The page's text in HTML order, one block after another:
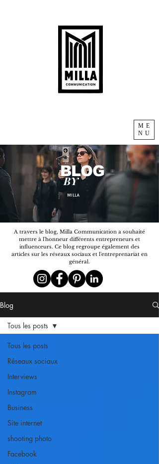
ME
NU
BLOG
BY
MILLA
A travers le blog, Milla Communication a souhaité
mettre à l'honneur différents entrepreneurs et
influenceurs. Ce blog regroupe également des
articles sur les réseaux sociaux et l'entreprenariat en
général.
Blog
Tous les posts
Réseaux sociaux
Interviews
Instagram
Business
Site internet
shooting photo
Facebook
Tous les posts